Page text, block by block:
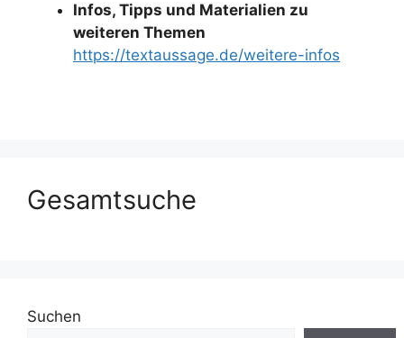
Infos, Tipps und Materialien zu
weiteren Themen
https://textaussage.de/weitere-infos
Gesamtsuche
Suchen